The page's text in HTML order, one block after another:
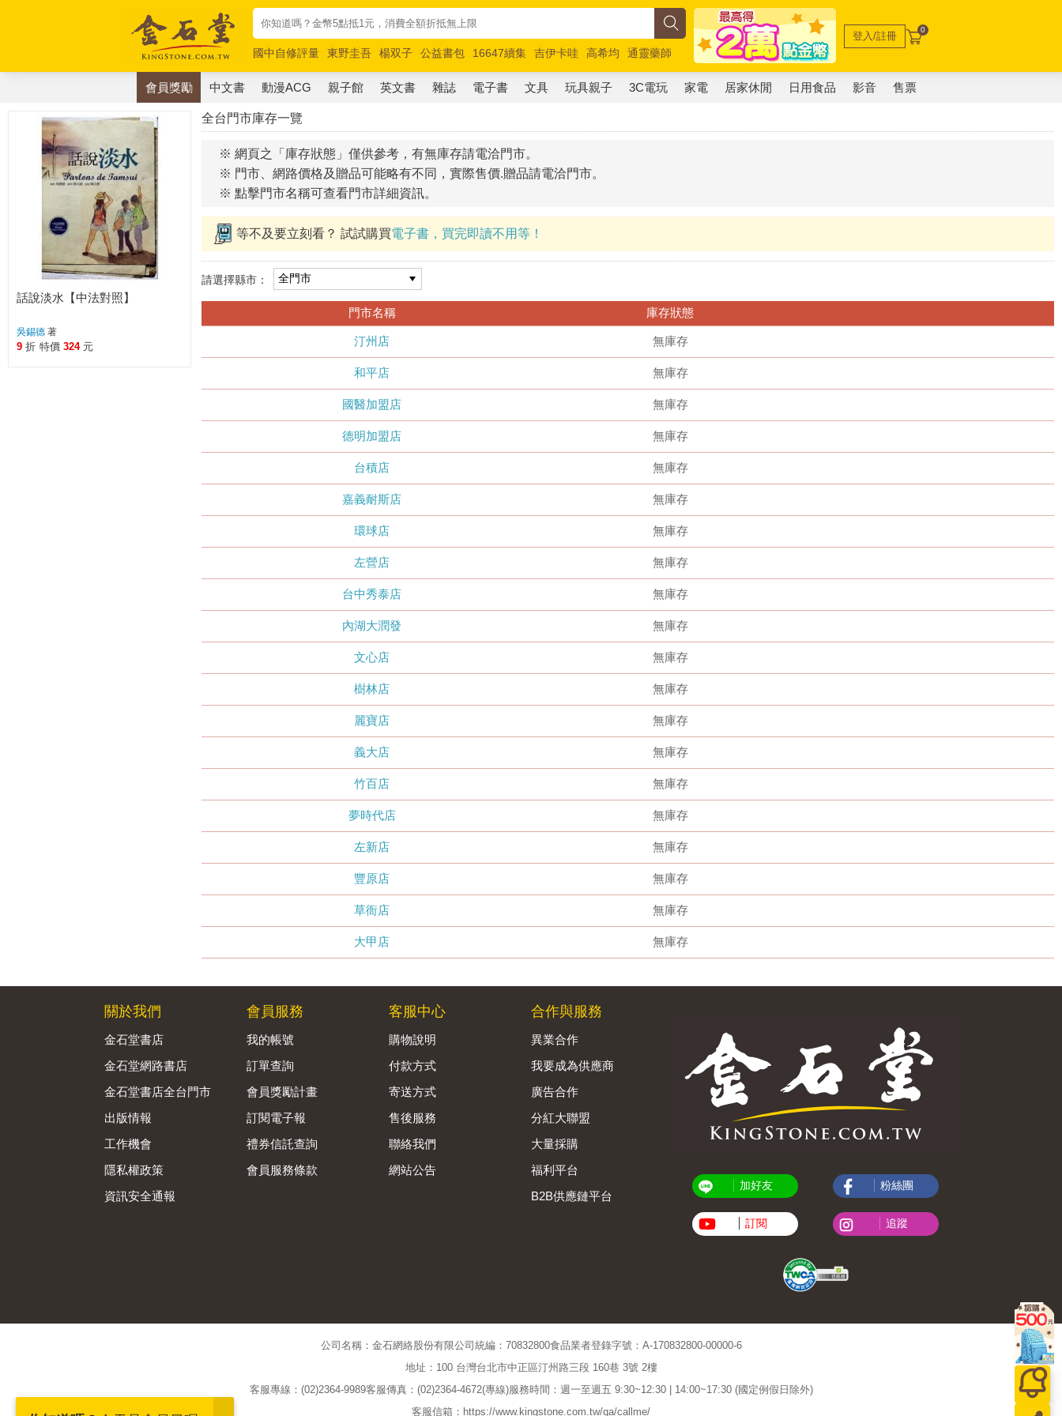
國中自修評量 東野圭吾 楊双子 公益書包 16647續集 吉伊卡哇 高希均
通靈藥師
唯紅花綻放
奧德賽 路邊攤新作 馬斯克 玩具總動員5 超慢跑
登入/註冊 0
會員獎勵 中文書 動漫ACG 親子館 英文書 雜誌 電子書 文具 玩具親子 3C電玩 家電 居家休閒 日用食品 影音 售票
全台門市庫存一覽
※ 網頁之「庫存狀態」僅供參考，有無庫存請電洽門市。
※ 門市、網路價格及贈品可能略有不同，實際售價.贈品請電洽門市。
※ 點擊門市名稱可查看門市詳細資訊。
等不及要立刻看？ 試試購買電子書，買完即讀不用等！
請選擇縣市：
門市名稱 庫存狀態
汀州店 無庫存
和平店 無庫存
國醫加盟店 無庫存
德明加盟店 無庫存
台積店 無庫存
嘉義耐斯店 無庫存
環球店 無庫存
左營店 無庫存
台中秀泰店 無庫存
內湖大潤發 無庫存
文心店 無庫存
樹林店 無庫存
麗寶店 無庫存
義大店 無庫存
竹百店 無庫存
夢時代店 無庫存
左新店 無庫存
豐原店 無庫存
草衙店 無庫存
大甲店 無庫存
話說淡水【中法對照】
吳錫德 著
9 折 特價 324 元
關於我們
金石堂書店
金石堂網路書店
金石堂書店全台門市
出版情報
工作機會
隱私權政策
資訊安全通報
會員服務
我的帳號
訂單查詢
會員獎勵計畫
訂閱電子報
禮券信託查詢
會員服務條款
客服中心
購物說明
付款方式
寄送方式
售後服務
聯絡我們
網站公告
合作與服務
異業合作
我要成為供應商
廣告合作
分紅大聯盟
大量採購
福利平台
B2B供應鏈平台
加好友
訂閱
粉絲團
追蹤
公司名稱：金石網絡股份有限公司 統編：70832800食品業者登錄字號：A-170832800-00000-6
地址：100 台灣台北市中正區汀州路三段 160巷 3號 2樓
客服專線：(02)2364-9989客服傳真：(02)2364-4672(專線)服務時間：週一至週五 9:30~12:30 | 14:00~17:30 (國定例假日除外)
客服信箱：https://www.kingstone.com.tw/qa/callme/